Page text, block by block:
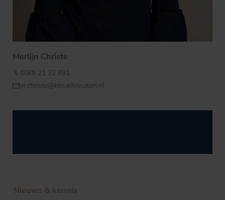
Merlijn Christe
(030) 21 22 831
m.christe@kbsadvocaten.nl
Nieuws & kennis